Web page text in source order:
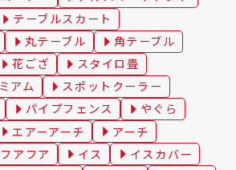
テーブルスカート
丸テーブル
角テーブル
花ござ
スタイロ畳
アム
スポットクーラー
パイプフェンス
やぐら
エアーアーチ
アーチ
フアフア イス
イスカバー